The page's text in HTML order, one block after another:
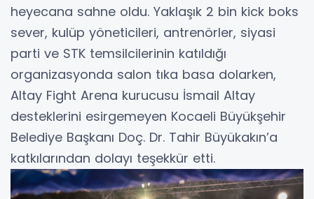
heyecana sahne oldu. Yaklaşık 2 bin kick boks
sever, kulüp yöneticileri, antrenörler, siyasi
parti ve STK temsilcilerinin katıldığı
organizasyonda salon tıka basa dolarken,
Altay Fight Arena kurucusu İsmail Altay
desteklerini esirgemeyen Kocaeli Büyükşehir
Belediye Başkanı Doç. Dr. Tahir Büyükakın’a
katkılarından dolayı teşekkür etti.